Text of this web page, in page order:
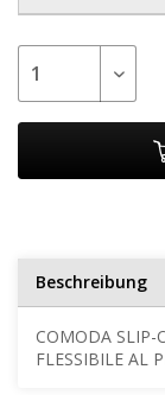
Beschreibung
COMODA SLIP-
FLESSIBILE AL